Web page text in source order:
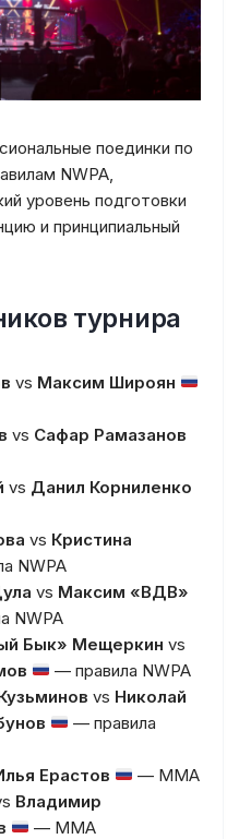
поединки по
NWPA,
уровень подготовки
и принципиальный
турнира
vs Максим Широян
vs Сафар Рамазанов
vs Данил Корниленко
vs Кристина
NWPA
vs Максим «ВДВ»
NWPA
Бык» Мещеркин vs
— правила NWPA
vs Николай
— правила
Ерастов
— MMA
Владимир
— MMA